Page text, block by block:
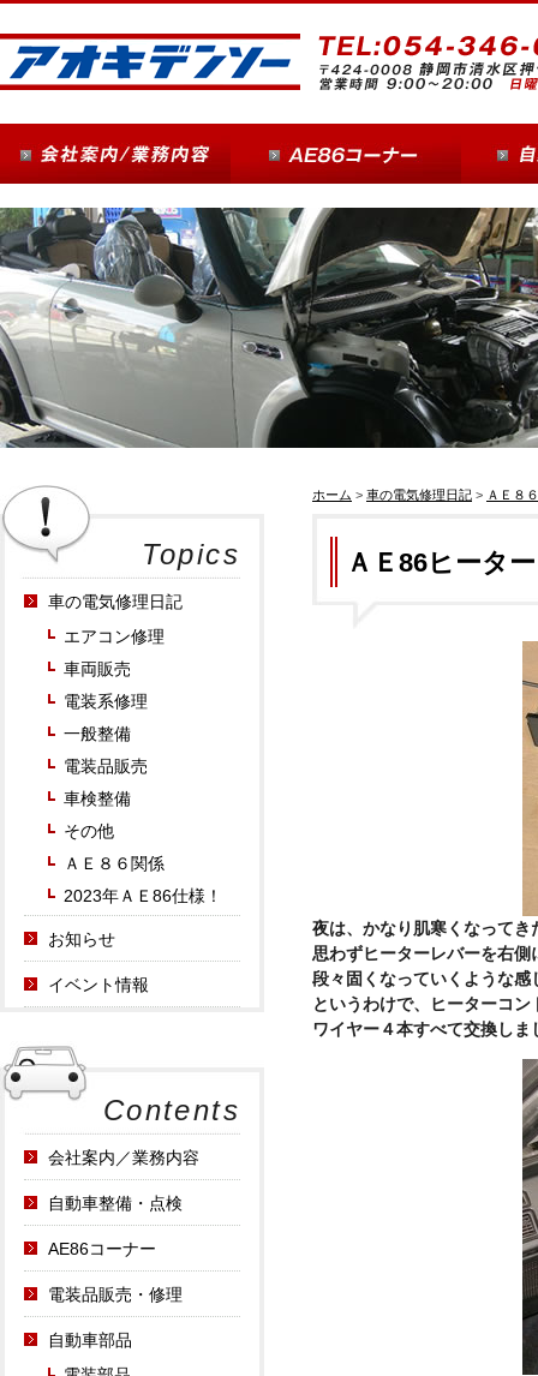
ホーム > 車の電気修理日記 > ＡＥ８
ＡＥ86ヒータ
夜は、かなり肌寒くなってき
思わずヒーターレバーを右
段々固くなっていくような感
というわけで、ヒーターコン
ワイヤー４本すべて交換しま
Topics
車の電気修理日記
エアコン修理
車両販売
電装系修理
一般整備
電装品販売
車検整備
その他
ＡＥ８６関係
2023年ＡＥ86仕様！
お知らせ
イベント情報
Contents
会社案内／業務内容
自動車整備・点検
AE86コーナー
電装品販売・修理
自動車部品